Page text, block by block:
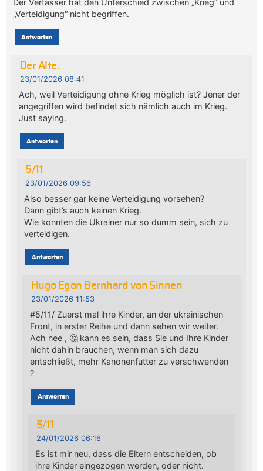
„Verteidigung“ nicht begriffen.
Antworten
Der Alte.
23/01/2026 08:41
Ach, weil Verteidigung ohne Krieg möglich ist? Jener der
angegriffen wird befindet sich nämlich auch im Krieg.
Just saying.
Antworten
5/11
23/01/2026 09:56
Also besser gar keine Verteidigung vorsehen?
Dann gibt’s auch keinen Krieg.
Wie konnten die Ukrainer nur so dumm sein, sich zu
verteidigen.
Antworten
Hugo Egon Bernhard von Sinnen
23/01/2026 11:53
#5/11/ Zuerst mal ihre Kinder, an der ukrainischen
Front, in erster Reihe und dann sehen wir weiter.
Ach nee , 🤔 kann es sein, dass Sie und Ihre Kinder
nicht dahin brauchen, wenn man sich dazu
entschließt, mehr Kanonenfutter zu verschwenden
?
Antworten
5/11
24/01/2026 06:16
Es ist mir neu, dass die Eltern entscheiden, ob
ihre Kinder eingezogen werden, oder nicht.